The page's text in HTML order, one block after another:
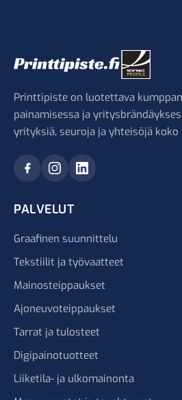
Printtipiste on luotettava
painamisessa ja
yrityksiä, seuroja ja yhteisöjä koko
PALVELUT
Graafinen suunnittelu
Tekstiilit ja työvaatteet
Mainosteippaukset
Ajoneuvoteippaukset
Tarrat ja tulosteet
Digipainotuotteet
Liiketila- ja ulkomainonta